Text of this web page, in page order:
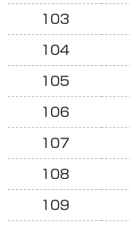
103
104
105
106
107
108
109